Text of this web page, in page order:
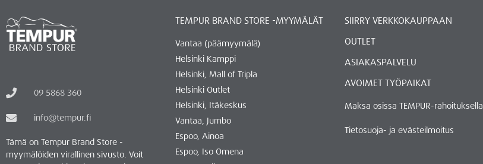
09 5868 360
info@tempur.fi
Tämä on Tempur Brand Store -
myymälöiden virallinen sivusto. Voit
TEMPUR BRAND STORE -MYYMÄLÄT
Vantaa (päämyymälä)
Helsinki Kamppi
Helsinki, Mall of Tripla
Helsinki Outlet
Helsinki, Itäkeskus
Vantaa, Jumbo
Espoo, Ainoa
Espoo, Iso Omena
SIIRRY VERKKOKAUPPAAN
OUTLET
ASIAKASPALVELU
AVOIMET TYÖPAIKAT
Maksa osissa TEMPUR-rahoituksella
Tietosuoja- ja evästeilmoitus